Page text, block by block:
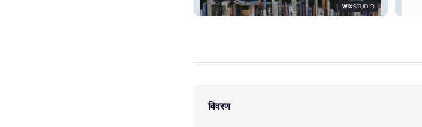
Les jours écumés
विवरण